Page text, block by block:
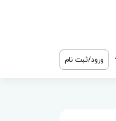
ورود/ثبت نام